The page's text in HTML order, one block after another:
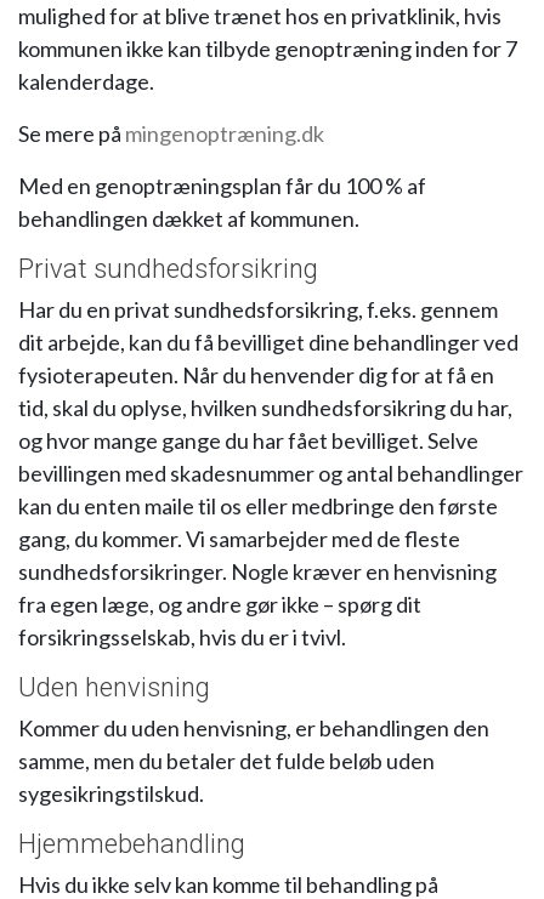
mulighed for at blive trænet hos en privatklinik, hvis
kommunen ikke kan tilbyde genoptræning inden for 7
kalenderdage.
Se mere på mingenoptræning.dk
Med en genoptræningsplan får du 100 % af
behandlingen dækket af kommunen.
Privat sundhedsforsikring
Har du en privat sundhedsforsikring, f.eks. gennem
dit arbejde, kan du få bevilliget dine behandlinger ved
fysioterapeuten. Når du henvender dig for at få en
tid, skal du oplyse, hvilken sundhedsforsikring du har,
og hvor mange gange du har fået bevilliget. Selve
bevillingen med skadesnummer og antal behandlinger
kan du enten maile til os eller medbringe den første
gang, du kommer. Vi samarbejder med de fleste
sundhedsforsikringer. Nogle kræver en henvisning
fra egen læge, og andre gør ikke – spørg dit
forsikringsselskab, hvis du er i tvivl.
Uden henvisning
Kommer du uden henvisning, er behandlingen den
samme, men du betaler det fulde beløb uden
sygesikringstilskud.
Hjemmebehandling
Hvis du ikke selv kan komme til behandling på